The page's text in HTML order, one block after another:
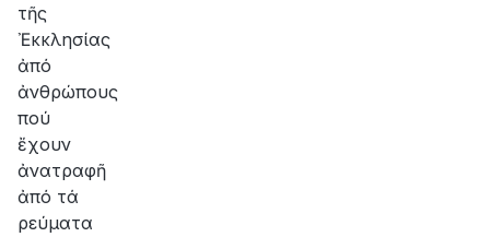
τῆς
Ἐκκλησίας
ἀπό
ἀνθρώπους
πού
ἔχουν
ἀνατραφῆ
ἀπό τά
ρεύματα